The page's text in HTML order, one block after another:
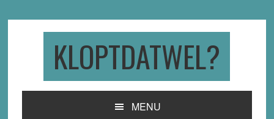
KLOPTDATWEL?
MENU